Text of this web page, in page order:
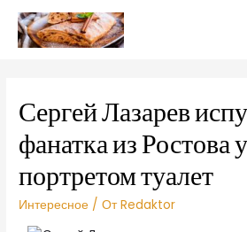
Сергей Лазарев
фанатка из Ростова
портретом туалет
Интересное / От Redaktor